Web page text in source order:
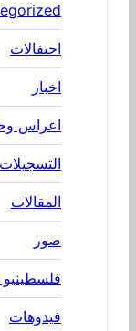
احتفالات
اخبار
اعراس
التسجيلات
المقالات
صور
فيدوهات